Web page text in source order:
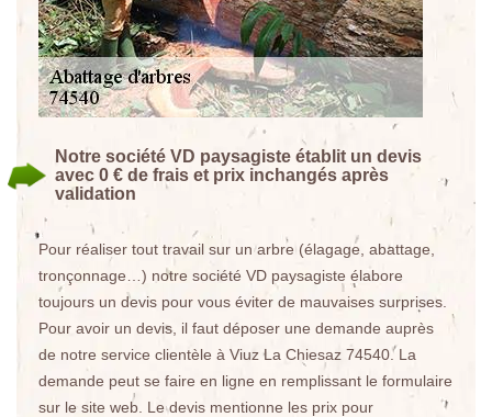
Notre société VD paysagiste établit un devis
avec 0 € de frais et prix inchangés après
validation
Pour réaliser tout travail sur un arbre (élagage, abattage,
tronçonnage…) notre société VD paysagiste élabore
toujours un devis pour vous éviter de mauvaises surprises.
Pour avoir un devis, il faut déposer une demande auprès
de notre service clientèle à Viuz La Chiesaz 74540. La
demande peut se faire en ligne en remplissant le formulaire
sur le site web. Le devis mentionne les prix pour